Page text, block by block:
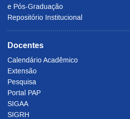
e Pós-Graduação
Repositório Institucional
Docentes
Calendário Acadêmico
Extensão
Pesquisa
Portal PAP
SIGAA
SIGRH